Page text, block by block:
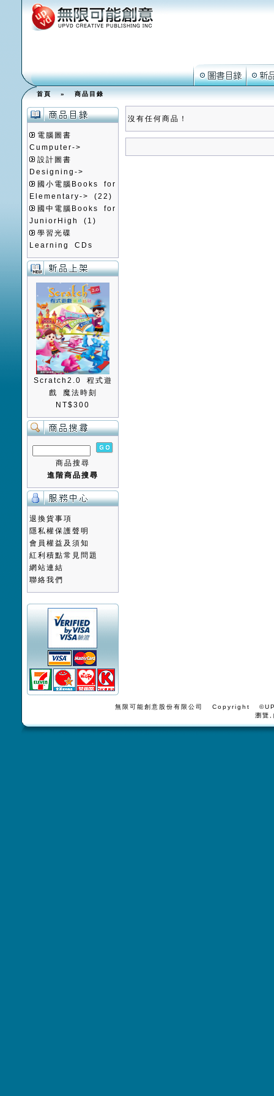
首頁»商品目錄
電腦圖書
Cumputer->
設計圖書
Designing->
國小電腦Books for
Elementary->
(22)
國中電腦Books for
JuniorHigh
(1)
學習光碟
Learning CDs
Scratch2.0 程式遊
戲 魔法時刻
NT$300
商品搜尋
進階商品搜尋
退換貨事項
隱私權保護聲明
會員權益及須知
紅利積點常見問題
網站連結
聯絡我們
沒有任何商品！
無限可能創意股份有限公司 Copyright
瀏